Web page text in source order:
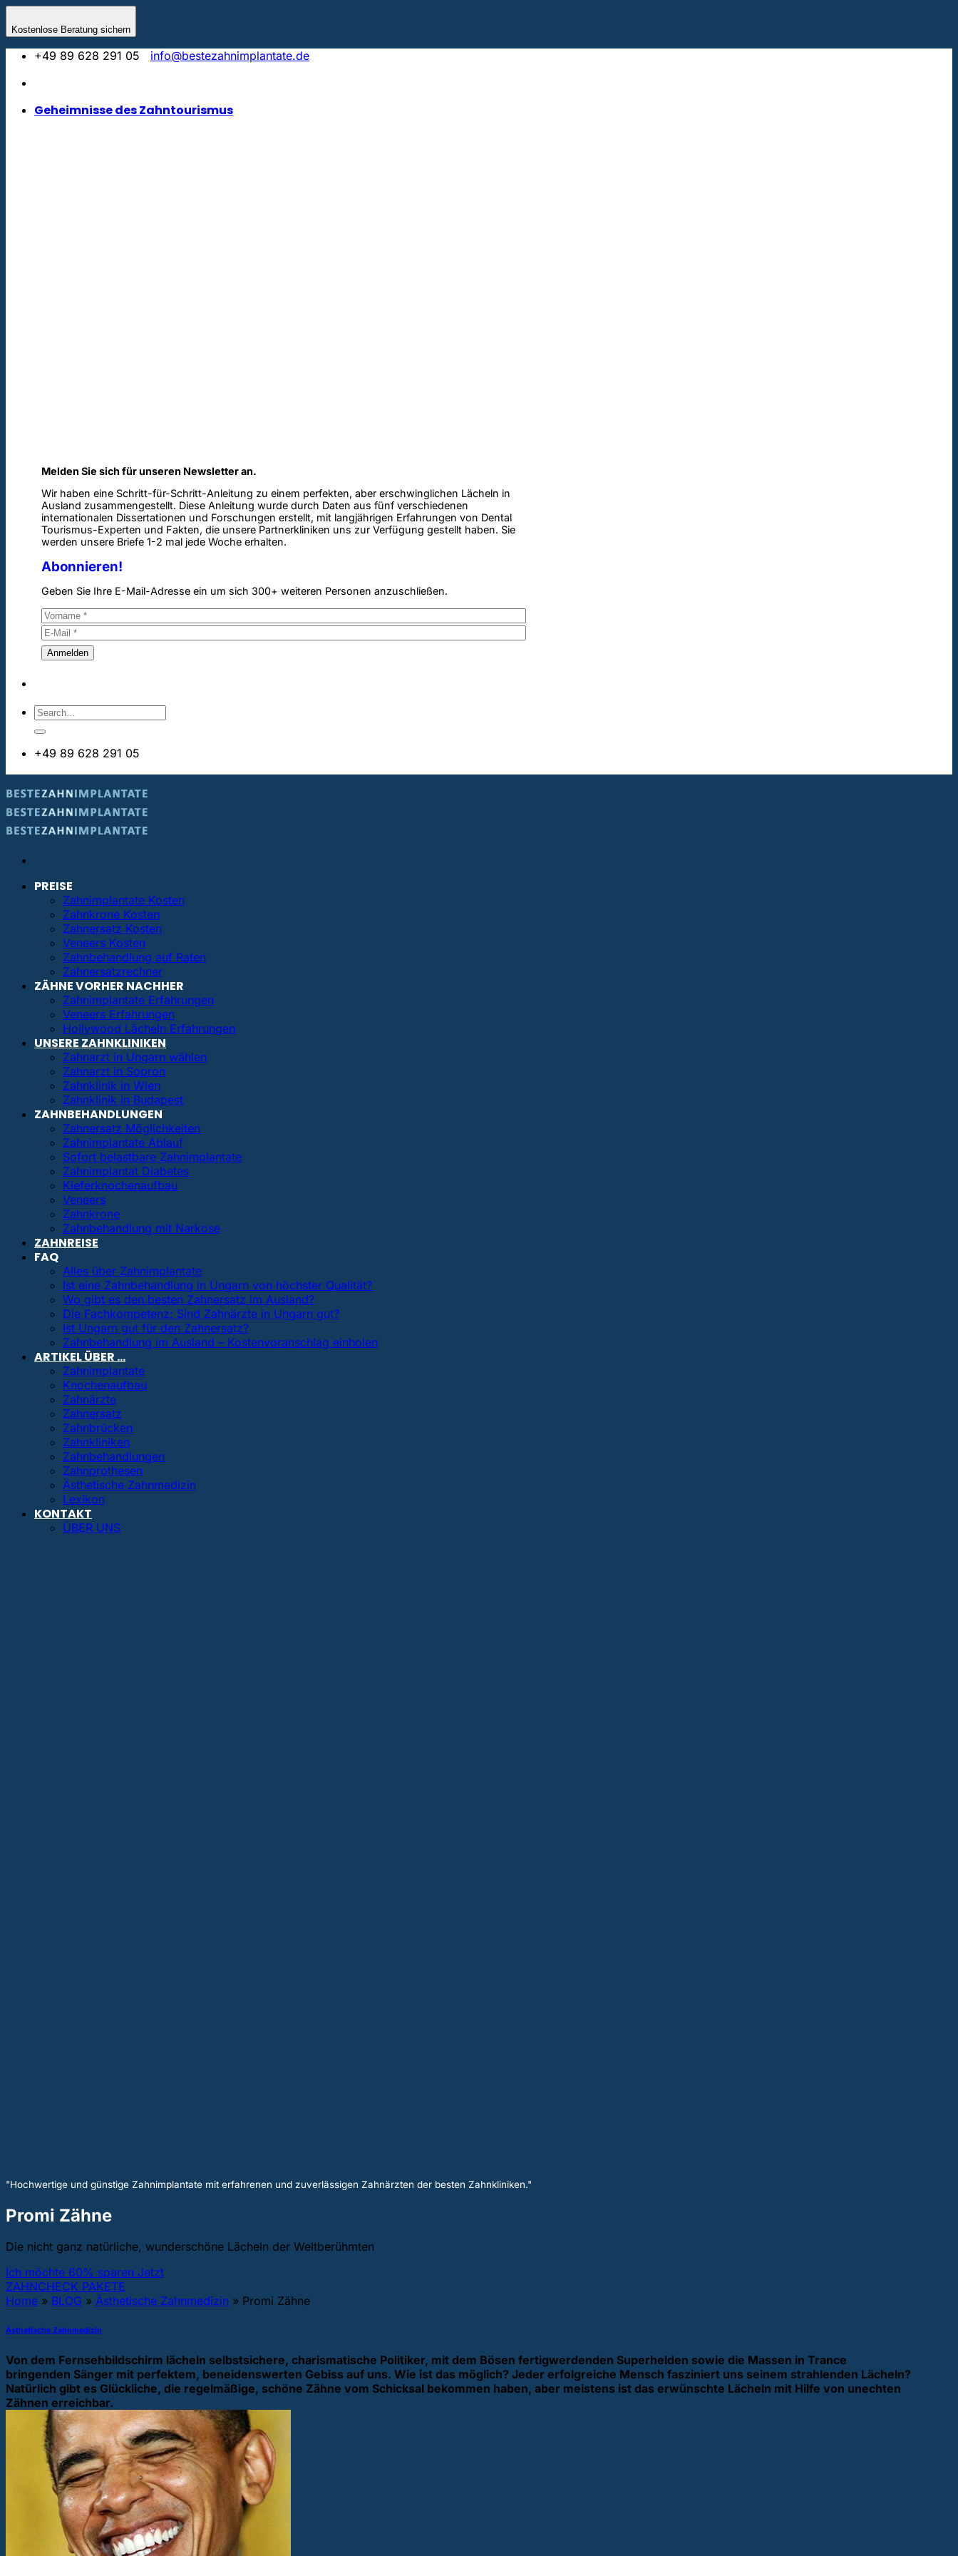
Kostenlose Beratung sichern
springen
+49 89 628 291 05
info@bestezahnimplantate.de
Geheimnisse des Zahntourismus
Melden Sie sich für unseren Newsletter an.
Wir haben eine Schritt-für-Schritt-Anleitung zu einem perfekten, aber erschwinglichen Lächeln in
Ausland zusammengestellt. Diese Anleitung wurde durch Daten aus fünf verschiedenen
internationalen Dissertationen und Forschungen erstellt, mit langjährigen Erfahrungen von Dental
Tourismus-Experten und Fakten, die unsere Partnerkliniken uns zur Verfügung gestellt haben. Sie
werden unsere Briefe 1-2 mal jede Woche erhalten.
Abonnieren!
Geben Sie Ihre E-Mail-Adresse ein um sich 300+ weiteren Personen anzuschließen.
+49 89 628 291 05
PREISE
Zahnimplantate Kosten
Zahnkrone Kosten
Zahnersatz Kosten
Veneers Kosten
Zahnbehandlung auf Raten
Zahnersatzrechner
ZÄHNE VORHER NACHHER
Zahnimplantate Erfahrungen
Veneers Erfahrungen
Hollywood Lächeln Erfahrungen
UNSERE ZAHNKLINIKEN
Zahnarzt in Ungarn wählen
Zahnarzt in Sopron
Zahnklinik in Wien
Zahnklinik in Budapest
ZAHNBEHANDLUNGEN
Zahnersatz Möglichkeiten
Zahnimplantate Ablauf
Sofort belastbare Zahnimplantate
Zahnimplantat Diabetes
Kieferknochenaufbau
Veneers
Zahnkrone
Zahnbehandlung mit Narkose
ZAHNREISE
FAQ
Alles über Zahnimplantate
Ist eine Zahnbehandlung in Ungarn von höchster Qualität?
Wo gibt es den besten Zahnersatz im Ausland?
Die Fachkompetenz: Sind Zahnärzte in Ungarn gut?
Ist Ungarn gut für den Zahnersatz?
Zahnbehandlung im Ausland – Kostenvoranschlag einholen
ARTIKEL ÜBER …
Zahnimplantate
Knochenaufbau
Zahnärzte
Zahnersatz
Zahnbrücken
Zahnkliniken
Zahnbehandlungen
Zahnprothesen
Ästhetische Zahnmedizin
Lexikon
KONTAKT
ÜBER UNS
"Hochwertige und günstige Zahnimplantate mit erfahrenen und zuverlässigen Zahnärzten der besten Zahnkliniken."
Promi Zähne
Die nicht ganz natürliche, wunderschöne Lächeln der Weltberühmten
Ich möchte 60% sparen Jetzt
ZAHNCHECK PAKETE
Home » BLOG » Ästhetische Zahnmedizin » Promi Zähne
Ästhetische Zahnmedizin
Von dem Fernsehbildschirm lächeln selbstsichere, charismatische Politiker, mit dem Bösen fertigwerdenden Superhelden sowie die Massen in Trance
bringenden Sänger mit perfektem, beneidenswerten Gebiss auf uns. Wie ist das möglich? Jeder erfolgreiche Mensch fasziniert uns seinem strahlenden Lächeln?
Natürlich gibt es Glückliche, die regelmäßige, schöne Zähne vom Schicksal bekommen haben, aber meistens ist das erwünschte Lächeln mit Hilfe von unechten
Zähnen erreichbar.